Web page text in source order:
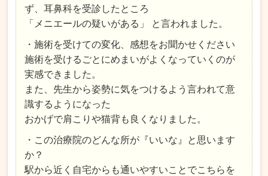
ず、耳鼻科を受診したところ
「メニエールの疑いがある」 と言われました。
・施術を受けての変化、感想をお聞かせください
施術を受けるごとにめまいがよくなっていくのが
実感できました。
また、先生から姿勢に気をつけるよう言われて意
識するようになった
おかげで肩こりや猫背も良くなりました。
・この治療院のどんな所が『いいな』と思います
か？
駅から近く自宅からも通いやすいことでこちらを